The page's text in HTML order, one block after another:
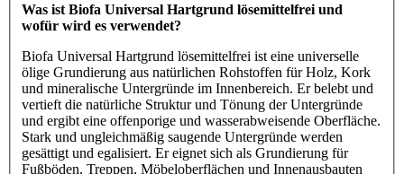
Was ist Biofa Universal Hartgrund lösemittelfrei und
wofür wird es verwendet?
Biofa Universal Hartgrund lösemittelfrei ist eine universelle
ölige Grundierung aus natürlichen Rohstoffen für Holz, Kork
und mineralische Untergründe im Innenbereich. Er belebt und
vertieft die natürliche Struktur und Tönung der Untergründe
und ergibt eine offenporige und wasserabweisende Oberfläche.
Stark und ungleichmäßig saugende Untergründe werden
gesättigt und egalisiert. Er eignet sich als Grundierung für
Fußböden, Treppen, Möbeloberflächen und Innenausbauten